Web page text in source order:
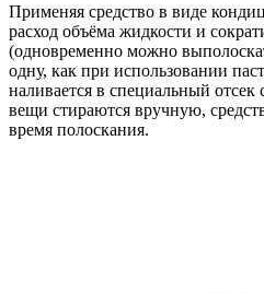
Применяя средство в виде
расход объёма жидкости и
(одновременно можно
одну, как при использовании
наливается в специальный
вещи стираются вручную,
время полоскания.